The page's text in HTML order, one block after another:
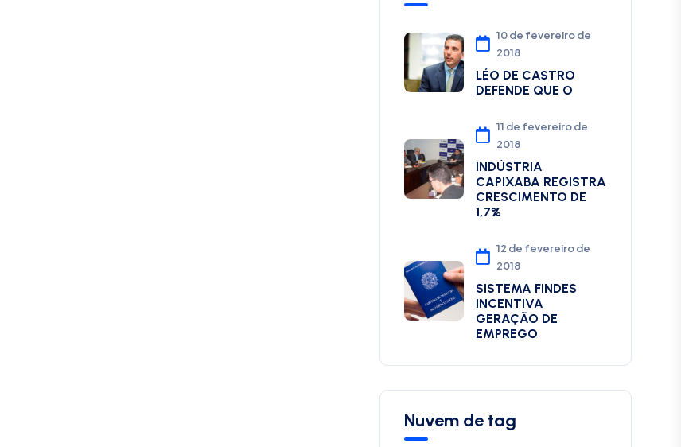
10 de fevereiro de
2018
LÉO DE CASTRO
DEFENDE QUE O
11 de fevereiro de
2018
INDÚSTRIA
CAPIXABA REGISTRA
CRESCIMENTO DE
1,7%
12 de fevereiro de
2018
SISTEMA FINDES
INCENTIVA
GERAÇÃO DE
EMPREGO
Nuvem de tag